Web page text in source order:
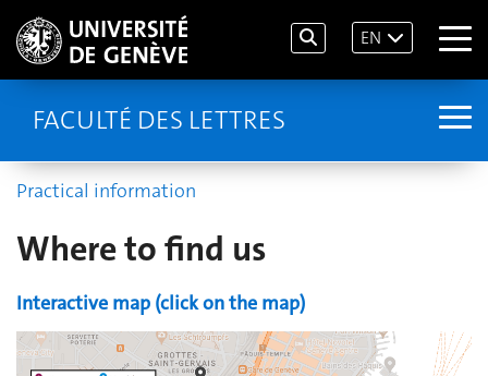
EN
FACULTÉ DES LETTRES
Practical information
Where to find us
Interactive map (click on the map)